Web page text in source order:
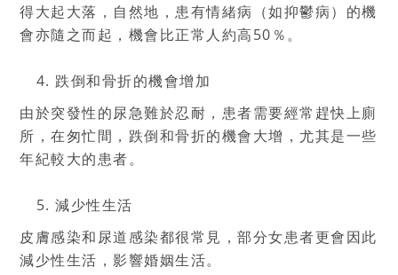
得大起大落，自然地，患有情緒病（如抑鬱病）的機
會亦隨之而起，機會比正常人約高50％。
跌倒和骨折的機會增加
由於突發性的尿急難於忍耐，患者需要經常趕快上廁
所，在匆忙間，跌倒和骨折的機會大增，尤其是一些
年紀較大的患者。
減少性生活
皮膚感染和尿道感染都很常見，部分女患者更會因此
減少性生活，影響婚姻生活。